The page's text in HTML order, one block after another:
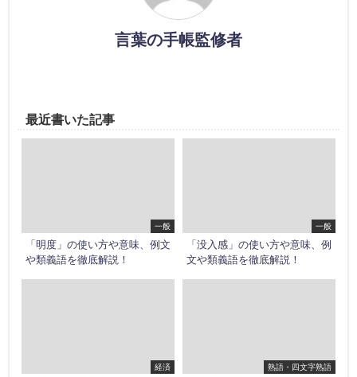
言葉の手帳監修者
最近書いた記事
一般
「明度」の使い方や意味、例文
や類義語を徹底解説！
一般
「没入感」の使い方や意味、例
文や類義語を徹底解説！
経済 熟語・四文字熟語